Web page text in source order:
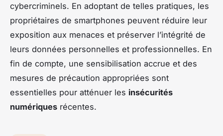
cybercriminels. En adoptant de telles pratiques, les
propriétaires de smartphones peuvent réduire leur
exposition aux menaces et préserver l’intégrité de
leurs données personnelles et professionnelles. En
fin de compte, une sensibilisation accrue et des
mesures de précaution appropriées sont
essentielles pour atténuer les insécurités
numériques récentes.